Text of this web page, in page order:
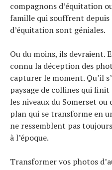
compagnons d’équitation
famille qui souffrent
d’équitation sont géniales.
Ou du moins, ils devraient.
connu la déception des
capturer le moment. Qu’il
paysage de collines qui
les niveaux du Somerset ou
plan qui se transforme en
ne ressemblent pas
à l’époque.
Transformer vos photos